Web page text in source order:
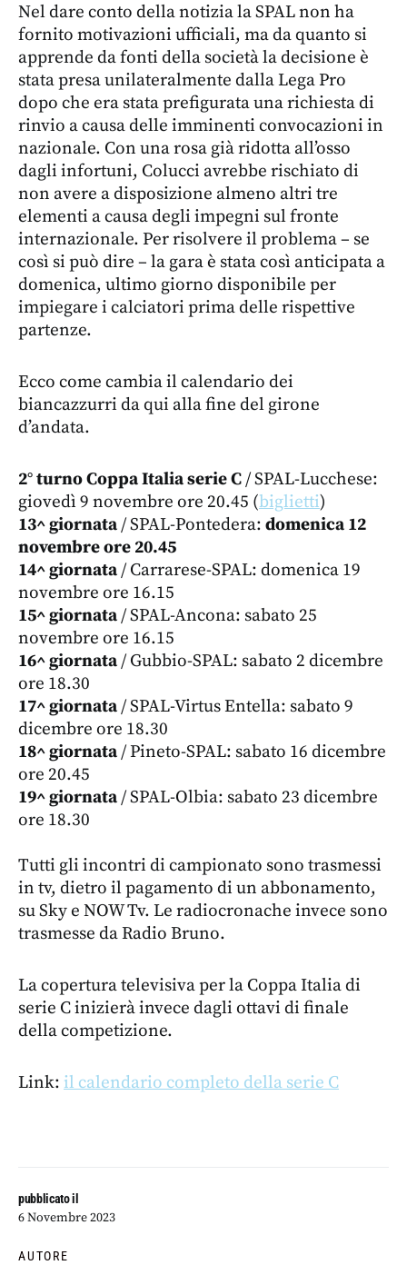
pubblicato il
6 Novembre 2023
AUTORE
Nel dare conto della notizia la SPAL non ha
fornito motivazioni ufficiali, ma da quanto si
apprende da fonti della società la decisione è
stata presa unilateralmente dalla Lega Pro
dopo che era stata prefigurata una richiesta di
rinvio a causa delle imminenti convocazioni in
nazionale. Con una rosa già ridotta all’osso
dagli infortuni, Colucci avrebbe rischiato di
non avere a disposizione almeno altri tre
elementi a causa degli impegni sul fronte
internazionale. Per risolvere il problema – se
così si può dire – la gara è stata così anticipata a
domenica, ultimo giorno disponibile per
impiegare i calciatori prima delle rispettive
partenze.
Ecco come cambia il calendario dei
biancazzurri da qui alla fine del girone
d’andata.
2° turno Coppa Italia serie C/ SPAL-Lucchese:
giovedì 9 novembre ore 20.45 (biglietti)
13^ giornata/ SPAL-Pontedera: domenica 12
novembre ore 20.45
14^ giornata/ Carrarese-SPAL: domenica 19
novembre ore 16.15
15^ giornata/ SPAL-Ancona: sabato 25
novembre ore 16.15
16^ giornata/ Gubbio-SPAL: sabato 2 dicembre
ore 18.30
17^ giornata/ SPAL-Virtus Entella: sabato 9
dicembre ore 18.30
18^ giornata/ Pineto-SPAL: sabato 16 dicembre
ore 20.45
19^ giornata/ SPAL-Olbia: sabato 23 dicembre
ore 18.30
Tutti gli incontri di campionato sono trasmessi
in tv, dietro il pagamento di un abbonamento,
su Sky e NOW Tv. Le radiocronache invece sono
trasmesse da Radio Bruno.
La copertura televisiva per la Coppa Italia di
serie C inizierà invece dagli ottavi di finale
della competizione.
Link: il calendario completo della serie C